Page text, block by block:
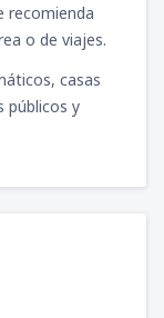
recomienda
o de viajes.
casas
públicos y